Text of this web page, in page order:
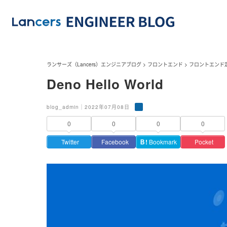
ランサーズ（Lancers）エンジニアブログ > フロントエンド > フロントエンド
Deno Hello World
blog_admin｜2022年07月08日
0
Twitter
0
Facebook
0
Ｂ! Bookmark
0
Pocket